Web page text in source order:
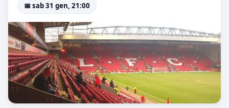
📅 sab 31 gen, 21:00